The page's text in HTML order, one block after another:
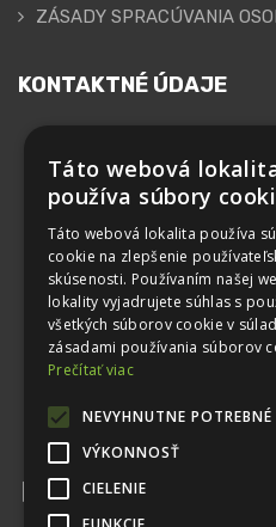
ZÁSADY SPRACÚVANIA
KONTAKTNÉ ÚDAJE
Adresa
Kutlíkova 17 (Technopol,
852 50 Bratislava
IČO: 44 102 879
DIČ: 2022615562
IČ DPH: SK2022615562
Telefón
+421 948 413 530
Email
office@gepardfinance.sk
Táto webová
používa súbory
Táto webová lokalita používa
cookie na zlepšenie
skúsenosti. Používaním našej
lokality vyjadrujete súhlas s
všetkých súborov cookie v
zásadami používania súborov
Prečítať viac
NEVYHNUTNE POTREBNÉ
VÝKONNOSŤ
CIELENIE